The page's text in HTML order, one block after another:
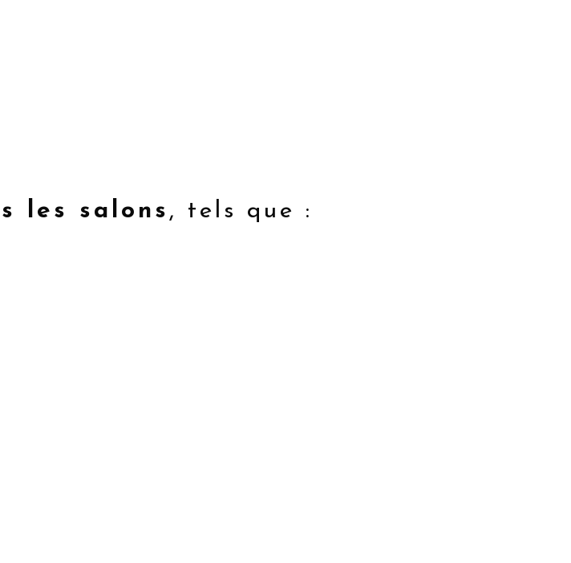
les salons, tels que :